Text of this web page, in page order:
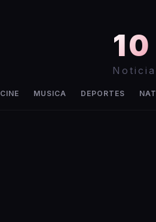
CINE MUSICA DEPORTES